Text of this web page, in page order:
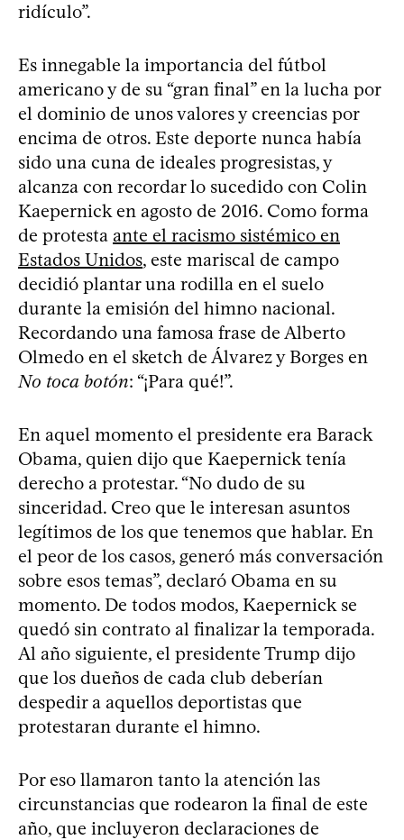
ridículo”.
Es innegable la importancia del fútbol
americano y de su “gran final” en la lucha por
el dominio de unos valores y creencias por
encima de otros. Este deporte nunca había
sido una cuna de ideales progresistas, y
alcanza con recordar lo sucedido con Colin
Kaepernick en agosto de 2016. Como forma
de protesta ante el racismo sistémico en
Estados Unidos, este mariscal de campo
decidió plantar una rodilla en el suelo
durante la emisión del himno nacional.
Recordando una famosa frase de Alberto
Olmedo en el sketch de Álvarez y Borges en
No toca botón: “¡Para qué!”.
En aquel momento el presidente era Barack
Obama, quien dijo que Kaepernick tenía
derecho a protestar. “No dudo de su
sinceridad. Creo que le interesan asuntos
legítimos de los que tenemos que hablar. En
el peor de los casos, generó más conversación
sobre esos temas”, declaró Obama en su
momento. De todos modos, Kaepernick se
quedó sin contrato al finalizar la temporada.
Al año siguiente, el presidente Trump dijo
que los dueños de cada club deberían
despedir a aquellos deportistas que
protestaran durante el himno.
Por eso llamaron tanto la atención las
circunstancias que rodearon la final de este
año, que incluyeron declaraciones de